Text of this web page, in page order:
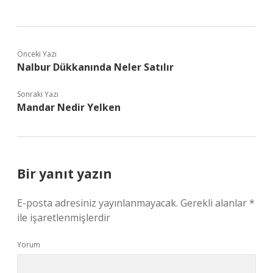
Önceki Yazı
Nalbur Dükkanında Neler Satılır
Sonraki Yazı
Mandar Nedir Yelken
Bir yanıt yazın
E-posta adresiniz yayınlanmayacak. Gerekli alanlar*
ile işaretlenmişlerdir
Yorum